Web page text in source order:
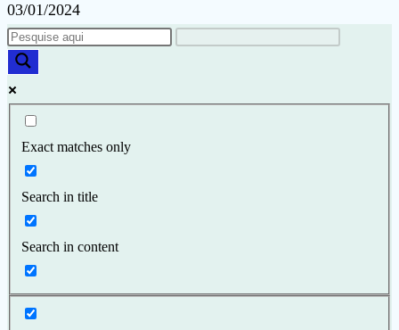
03/01/2024
Exact matches only
Search in title
Search in content